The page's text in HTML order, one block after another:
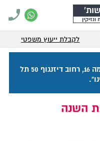
ונזיקין
לקבלת ייעוץ משפטי
כתובתנו: מגדל על דיזנגוף סנטר קומה 16, רחוב דיזנגוף 50 תל
השנה